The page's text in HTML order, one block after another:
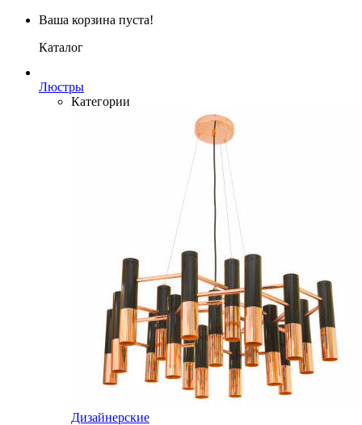
Ваша корзина пуста!
Каталог
Люстры
Категории
Дизайнерские